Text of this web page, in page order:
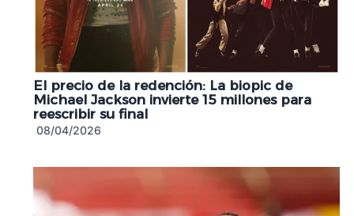
El precio de la redención: La biopic de
Michael Jackson invierte 15 millones para
reescribir su final
08/04/2026